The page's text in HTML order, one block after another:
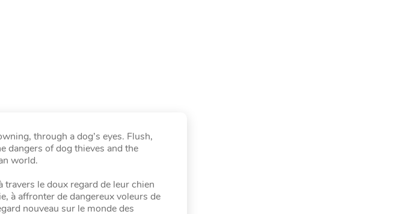
through a dog’s eyes. Flush,
dangers of dog thieves and the
world.
travers le doux regard de leur chien
à affronter de dangereux voleurs de
nouveau sur le monde des